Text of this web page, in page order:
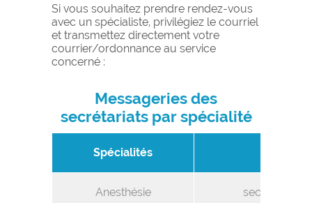
Si vous souhaitez prendre rendez-vous
avec un spécialiste, privilégiez le courriel
et transmettez directement votre
courrier/ordonnance au service
concerné :
Messageries des
secrétariats par spécialité
Spécialités
Anesthésie